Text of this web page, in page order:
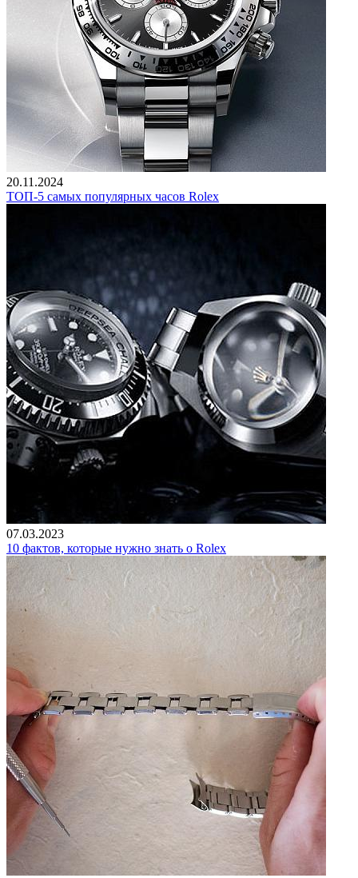
20.11.2024
ТОП-5 самых популярных часов Rolex
07.03.2023
10 фактов, которые нужно знать о Rolex